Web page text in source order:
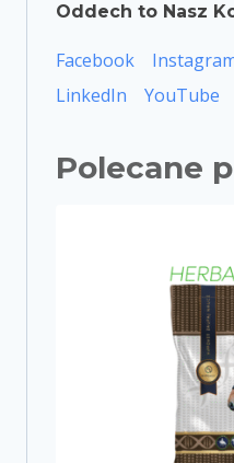
Oddech to Nasz
Facebook
LinkedIn
YouTube
Polecane